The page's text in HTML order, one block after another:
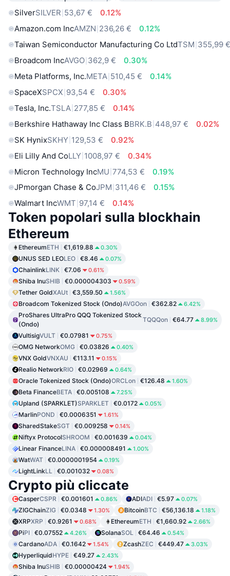
SilverSILVER 53,67 €
0.12%
Amazon.com IncAMZN 236,26 €
0.12%
Taiwan Semiconductor Manufacturing Co LtdTSM 355,99
Broadcom IncAVGO 362,9 €
0.30%
Meta Platforms, Inc.META 510,45 €
0.14%
SpaceXSPCX 93,54 €
0.30%
Tesla, Inc.TSLA 277,85 €
0.14%
Berkshire Hathaway Inc Class BBRK.B 448,97 €
0.02%
SK HynixSKHY 129,53 €
0.92%
Eli Lilly And CoLLY 1008,97 €
0.34%
Micron Technology IncMU 774,53 €
0.19%
JPmorgan Chase & CoJPM 311,46 €
0.15%
Walmart IncWMT 97,14 € 0.14%
Token popolari sulla blockhain
Ethereum
EthereumETH €1,619.88 0.30%
UNUS SED LEOLEO €8.46 0.07%
ChainlinkLINK €7.06 0.61%
Shiba InuSHIB €0.000004303 0.59%
Tether GoldXAUt €3,559.50 1.56%
Broadcom Tokenized Stock (Ondo)AVGOon €362.82 6.42%
ProShares UltraPro QQQ Tokenized Stock
(Ondo)
TQQQon €64.77 8.99%
VultisigVULT €0.07981 0.75%
OMG NetworkOMG €0.03826 0.40%
VNX GoldVNXAU €113.11 0.15%
Realio NetworkRIO €0.02969 0.64%
Oracle Tokenized Stock (Ondo)ORCLon €126.48 1.60%
Beta FinanceBETA €0.005108 7.25%
Upland (SPARKLET)SPARKLET €0.0172 0.05%
MarlinPOND €0.0006351 1.61%
SharedStakeSGT €0.009258 0.14%
Niftyx ProtocolSHROOM €0.001639 0.04%
Linear FinanceLINA €0.000008491 1.00%
WatWAT €0.0000001954 0.19%
LightLinkLL €0.001032 0.08%
Crypto più cliccate
CasperCSPR €0.001601 0.86% ADIADI €5.97 0.07%
ZIGChainZIG €0.0348 1.30% BitcoinBTC €56,136.18 1.18%
XRPXRP €0.9261 0.68% EthereumETH €1,660.92 2.66%
PiPI €0.07552 4.26% SolanaSOL €64.46 0.54%
CardanoADA €0.1642 1.54% ZcashZEC €449.47 3.03%
HyperliquidHYPE €49.27 2.43%
Shiba InuSHIB €0.00000424 1.94%